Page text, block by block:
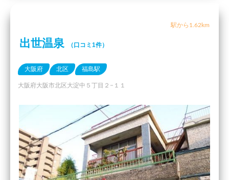
駅から1.62km
出世温泉 （口コミ1件）
大阪府 北区 福島駅
大阪府大阪市北区大淀中５丁目２−１１